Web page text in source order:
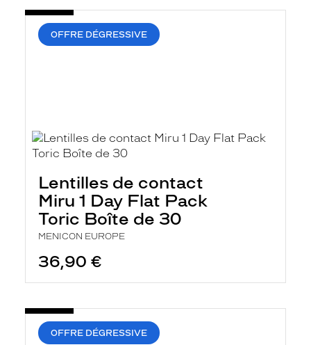
OFFRE DÉGRESSIVE
Lentilles de contact
Miru 1 Day Flat Pack
Toric Boîte de 30
MENICON EUROPE
36,90 €
OFFRE DÉGRESSIVE